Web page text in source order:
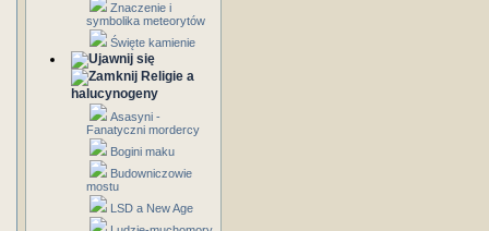
Znaczenie i
symbolika meteorytów
Święte kamienie
Religie a
halucynogeny
Asasyni -
Fanatyczni mordercy
Bogini maku
Budowniczowie
mostu
LSD a New Age